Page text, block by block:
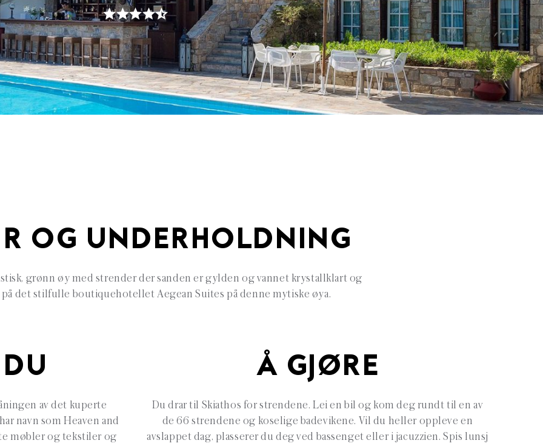
OG UNDERHOLDNING
grønn øy med strender der sanden er gylden og vannet krystallklart og
på det stilfulle boutiquehotellet Aegean Suites på denne mytiske øya.
av det kuperte
navn som Heaven and
møbler og tekstiler og
Å GJØRE
Du drar til Skiathos for strendene. Lei en bil og kom deg rundt til en av
de 66 strendene og koselige badevikene. Vil du heller oppleve en
avslappet dag, plasserer du deg ved bassenget eller i jacuzzien. Spis lunsj